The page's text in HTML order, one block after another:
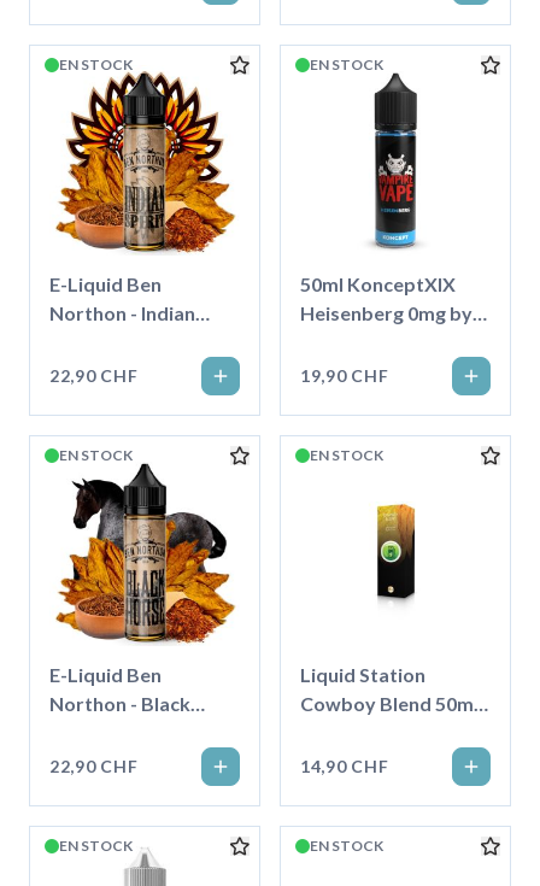
EN STOCK
E-Liquid Ben
Northon - Indian
''Shortfill''
22,90 CHF
EN STOCK
50ml KonceptXIX
Heisenberg 0mg by
19,90 CHF
EN STOCK
E-Liquid Ben
Northon - Black
''Shortfill'
22,90 CHF
EN STOCK
Liquid Station
Cowboy Blend 50ml
14,90 CHF
EN STOCK EN STOCK